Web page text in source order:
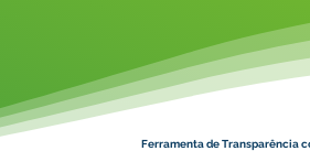
Ferramenta de Transparência